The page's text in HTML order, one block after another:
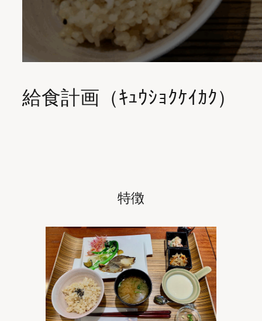
給食計画（ｷｭｳｼｮｸｹｲｶｸ）
特徴